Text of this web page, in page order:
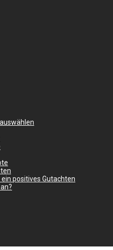
positives Gutachten
und allgemeine
„Drogen“, „Führerschein“ und
eines Beitrages, um den